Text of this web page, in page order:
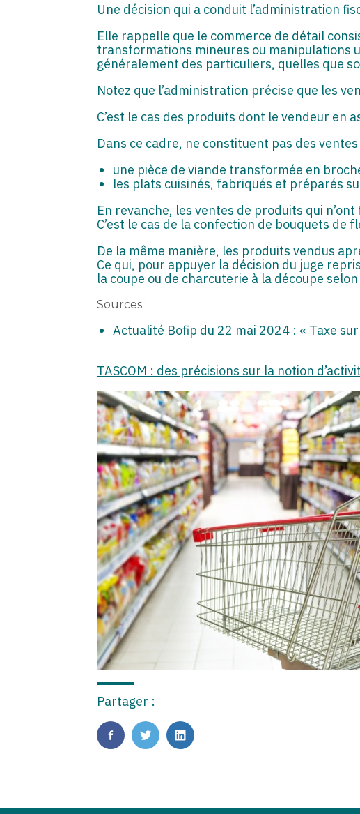
Une décision qui a conduit l’administration
Elle rappelle que le commerce de détail
transformations mineures ou manipulations
généralement des particuliers, quelles que
Notez que l’administration précise que les
C’est le cas des produits dont le vendeur en
Dans ce cadre, ne constituent pas des
une pièce de viande transformée en
les plats cuisinés, fabriqués et préparés
En revanche, les ventes de produits qui
C’est le cas de la confection de bouquets de
De la même manière, les produits vendus
Ce qui, pour appuyer la décision du juge
la coupe ou de charcuterie à la découpe
Sources :
Actualité Bofip du 22 mai 2024 : « Taxe
TASCOM : des précisions sur la notion
Partager :
FaceBook
TwitterLinkedIn